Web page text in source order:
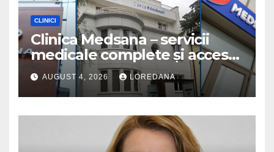
CLINICI
Clinica Medsana – servicii
medicale complete și acces
la specialiști cu experiență
AUGUST 4, 2026 LOREDANA